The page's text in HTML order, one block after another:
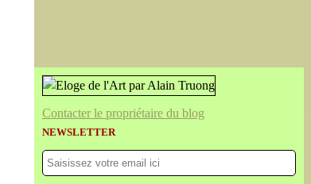
Contacter le propriétaire du blog
NEWSLETTER